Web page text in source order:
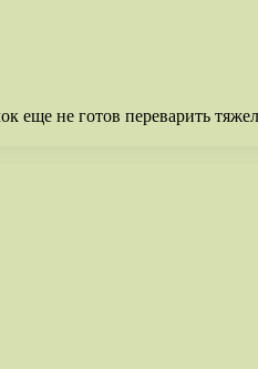
еще не готов переварить